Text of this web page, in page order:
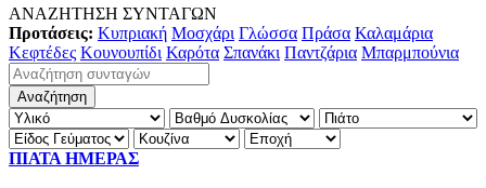
ΑΝΑΖΗΤΗΣΗ ΣΥΝΤΑΓΩΝ
Προτάσεις: Κυπριακή Μοσχάρι Γλώσσα Πράσα Καλαμάρια
Κεφτέδες Κουνουπίδι Καρότα Σπανάκι Παντζάρια Μπαρμπούνια
ΠΙΑΤΑ ΗΜΕΡΑΣ